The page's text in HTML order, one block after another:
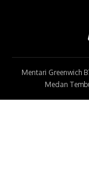
Mentari Greenwich
Medan